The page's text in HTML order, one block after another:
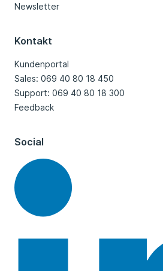
Newsletter
Kontakt
Kundenportal
Sales: 069 40 80 18 450
Support: 069 40 80 18 300
Feedback
Social